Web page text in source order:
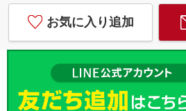
お気に入り追加